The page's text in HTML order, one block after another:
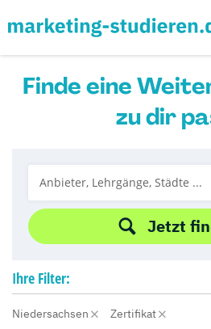
Finde eine
zu dir
Jetzt
Ihre Filter:
Niedersachsen
Zertifikat